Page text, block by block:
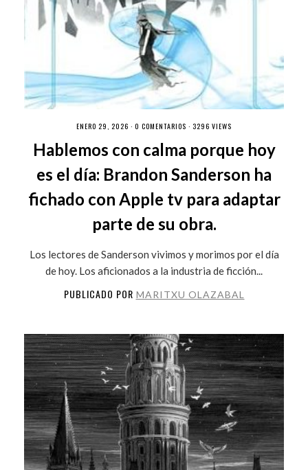
ENERO 29, 2026 · 0 COMENTARIOS · 3296 VIEWS
Hablemos con calma porque hoy
es el día: Brandon Sanderson ha
fichado con Apple tv para adaptar
parte de su obra.
Los lectores de Sanderson vivimos y morimos por el día
de hoy. Los aficionados a la industria de ficción...
PUBLICADO POR MARITXU OLAZABAL